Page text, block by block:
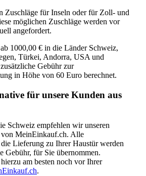
Zuschläge für Inseln oder für Zoll- und
möglichen Zuschläge werden vor
angefordert.
1000,00 € in die Länder Schweiz,
Türkei, Andorra, USA und
Gebühr zur
in Höhe von 60 Euro berechnet.
für unsere Kunden aus
Schweiz empfehlen wir unseren
MeinEinkauf.ch. Alle
Lieferung zu Ihrer Haustür werden
Gebühr, für Sie übernommen.
am besten noch vor Ihrer
.